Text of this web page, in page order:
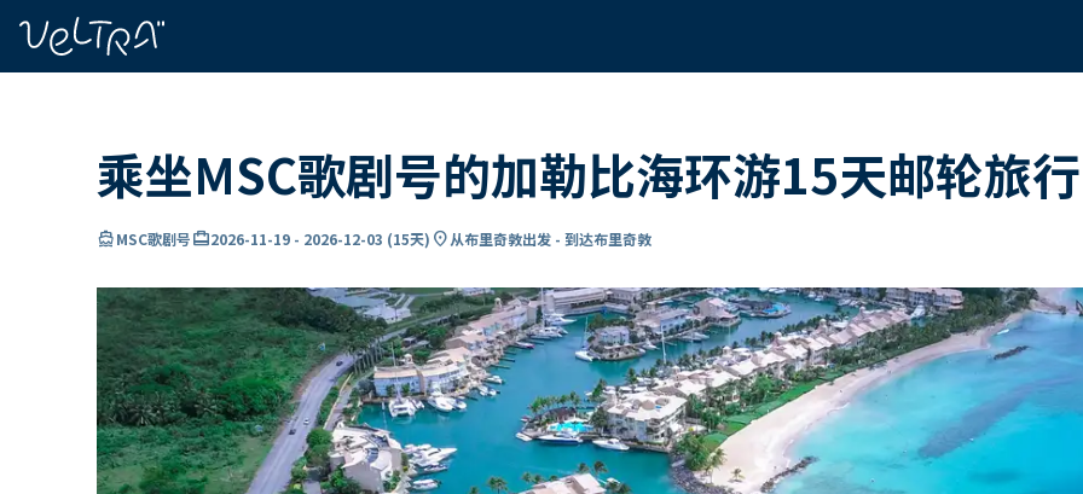
乘坐MSC歌剧号的加勒比海环游15天邮轮旅行
directions_boatMSC歌剧号card_travel2026-11-19 - 2026-12-03 (15天) location_on从布里奇敦出发 - 到达布里奇敦